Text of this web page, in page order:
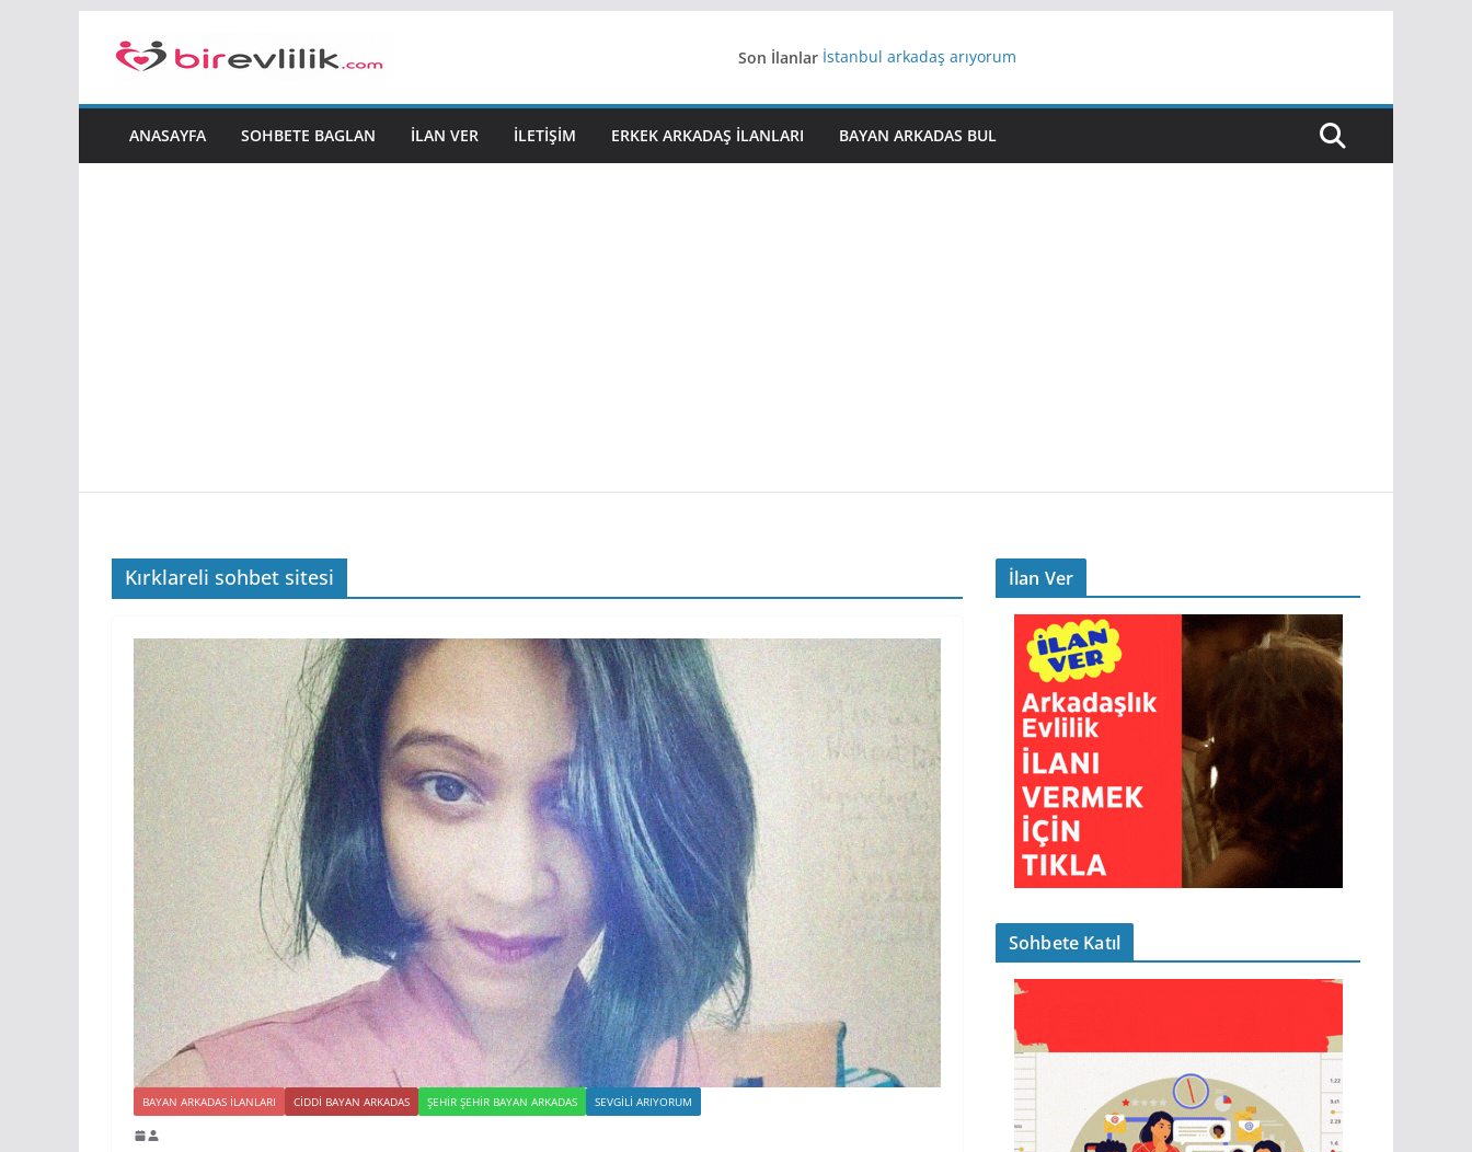
Son İlanlar İstanbul arkadaş arıyorum
Yeni Bir Aşk Lazım
iş arayanlara iş
ANASAYFA SOHBETE BAGLAN İLAN VER İLETIŞIM ERKEK ARKADAŞ ILANLARI BAYAN ARKADAS BUL
Kırklareli sohbet sitesi
BAYAN ARKADAS ILANLARI CIDDI BAYAN ARKADAS ŞEHIR ŞEHIR BAYAN ARKADAS SEVGILI ARIYORUM
İlan Ver
Sohbete Katıl